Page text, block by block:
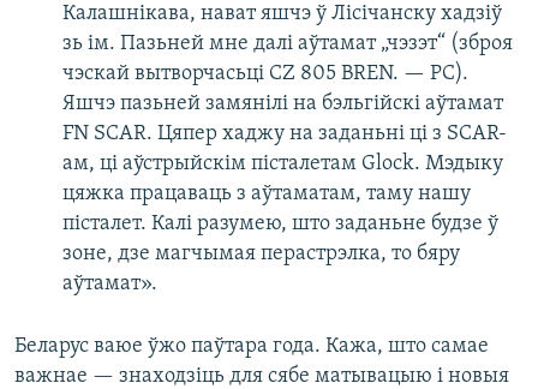
Калашнікава, нават яшчэ ў Лісічанску хадзіў
зь ім. Пазьней мне далі аўтамат „чэзэт“ (зброя
чэскай вытворчасьці CZ 805 BREN. — РС).
Яшчэ пазьней замянілі на бэльгійскі аўтамат
FN SCAR. Цяпер хаджу на заданьні ці з SCAR-
ам, ці аўстрыйскім пісталетам Glock. Мэдыку
цяжка працаваць з аўтаматам, таму нашу
пісталет. Калі разумею, што заданьне будзе ў
зоне, дзе магчымая перастрэлка, то бяру
аўтамат».
Беларус ваюе ўжо паўтара года. Кажа, што самае
важнае — знаходзіць для сябе матывацыю і новыя